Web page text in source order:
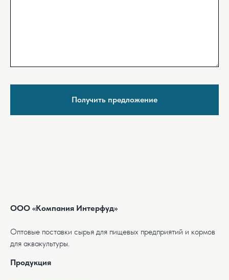
Получить предложение
ООО «Компания Интерфуд»
Оптовые поставки сырья для пищевых предприятий и кормов
для аквакультуры.
Продукция